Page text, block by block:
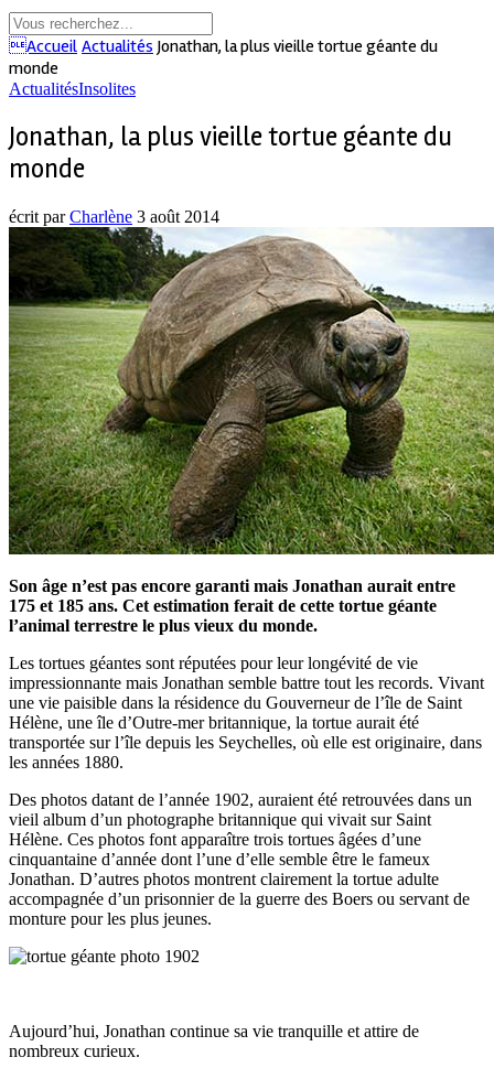
Accueil Actualités Jonathan, la plus vieille tortue géante du
monde
ActualitésInsolites
Jonathan, la plus vieille tortue géante du
monde
écrit parCharlène 3 août 2014
Son âge n’est pas encore garanti mais Jonathan aurait entre
175 et 185 ans. Cet estimation ferait de cette tortue géante
l’animal terrestre le plus vieux du monde.
Les tortues géantes sont réputées pour leur longévité de vie
impressionnante mais Jonathan semble battre tout les records. Vivant
une vie paisible dans la résidence du Gouverneur de l’île de Saint
Hélène, une île d’Outre-mer britannique, la tortue aurait été
transportée sur l’île depuis les Seychelles, où elle est originaire, dans
les années 1880.
Des photos datant de l’année 1902, auraient été retrouvées dans un
vieil album d’un photographe britannique qui vivait sur Saint
Hélène. Ces photos font apparaître trois tortues âgées d’une
cinquantaine d’année dont l’une d’elle semble être le fameux
Jonathan. D’autres photos montrent clairement la tortue adulte
accompagnée d’un prisonnier de la guerre des Boers ou servant de
monture pour les plus jeunes.
Aujourd’hui, Jonathan continue sa vie tranquille et attire de
nombreux curieux.